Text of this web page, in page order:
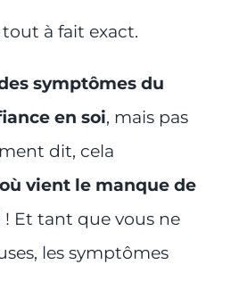
tout à fait exact.
symptômes du
en soi, mais pas
dit, cela
vient le manque de
! Et tant que vous ne
les symptômes